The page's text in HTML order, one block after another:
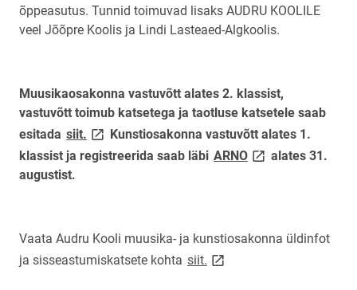
õppeasutus. Tunnid toimuvad lisaks AUDRU KOOLILE
veel Jõõpre Koolis ja Lindi Lasteaed-Algkoolis.
Muusikaosakonna vastuvõtt alates 2. klassist,
vastuvõtt toimub katsetega ja taotluse katsetele saab
esitada siit. link opens on new page
Kunstiosakonna vastuvõtt alates 1.
klassist ja registreerida saab läbi ARNOlink opens on new
alates 31.
augustist.
Vaata Audru Kooli muusika- ja kunstiosakonna üldinfot
ja sisseastumiskatsete kohta siit. link opens on new page